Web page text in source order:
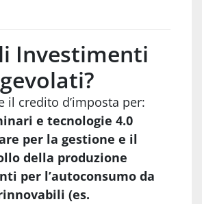
Investimenti
il credito d’imposta per:
e tecnologie 4.0
per la gestione e il
della produzione
per l’autoconsumo da
(es.